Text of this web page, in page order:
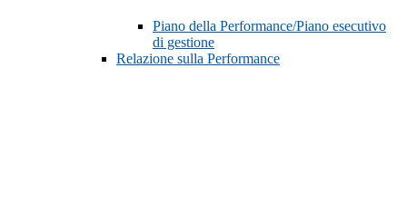
Piano della Performance/Piano esecutivo
di gestione
Relazione sulla Performance